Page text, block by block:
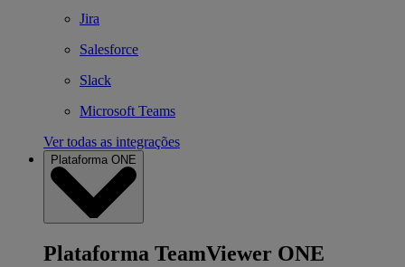
Jira
Salesforce
Slack
Microsoft Teams
Ver todas as integrações
Plataforma ONE
Plataforma TeamViewer ONE